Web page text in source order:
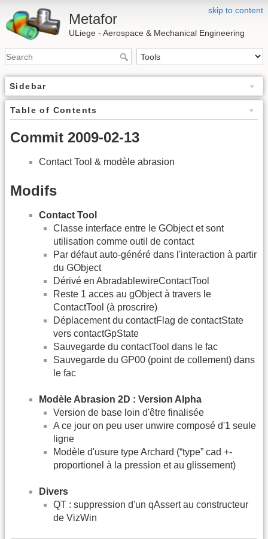
skip to content
Metafor
ULiege - Aerospace & Mechanical Engineering
Sidebar
Table of Contents
Commit 2009-02-13
Contact Tool & modèle abrasion
Modifs
Contact Tool
Classe interface entre le GObject et sont
utilisation comme outil de contact
Par défaut auto-généré dans l'interaction à partir
du GObject
Dérivé en AbradablewireContactTool
Reste 1 acces au gObject à travers le
ContactTool (à proscrire)
Déplacement du contactFlag de contactState
vers contactGpState
Sauvegarde du contactTool dans le fac
Sauvegarde du GP00 (point de collement) dans
le fac
Modèle Abrasion 2D : Version Alpha
Version de base loin d'être finalisée
A ce jour on peu user unwire composé d'1 seule
ligne
Modèle d'usure type Archard (“type” cad +-
proportionel à la pression et au glissement)
Divers
QT : suppression d'un qAssert au constructeur
de VizWin